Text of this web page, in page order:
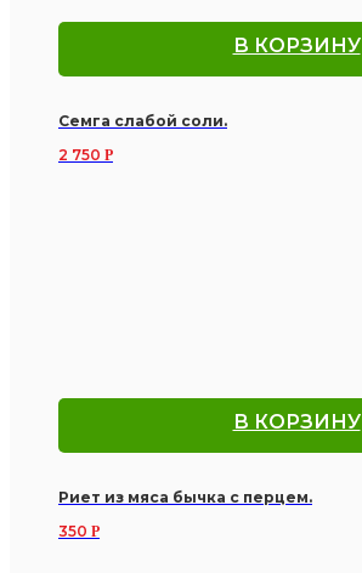
В КОРЗИНУ
Семга слабой соли.
2 750 Р
В КОРЗИНУ
Риет из мяса бычка с перцем.
350 Р